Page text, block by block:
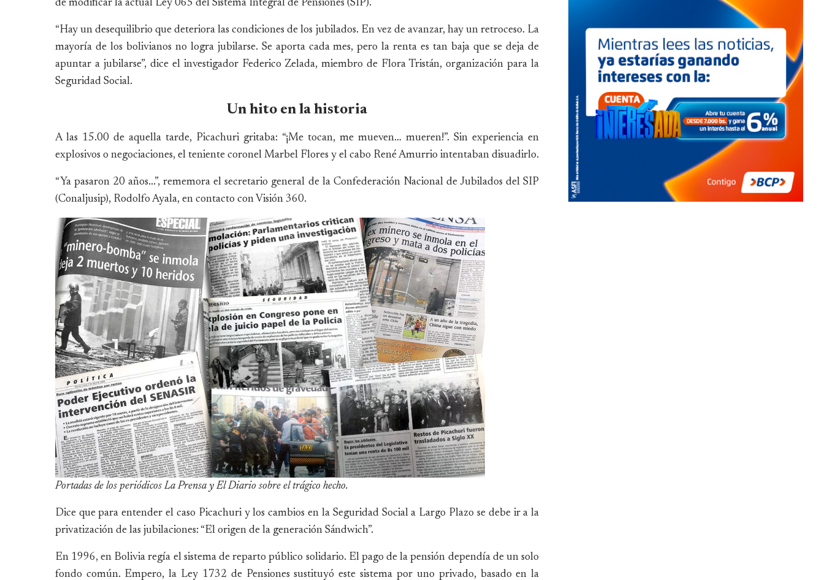
de modificar la actual Ley 065 del Sistema Integral de Pensiones (SIP).
“Hay un desequilibrio que deteriora las condiciones de los jubilados. En vez de avanzar, hay un retroceso. La
mayoría de los bolivianos no logra jubilarse. Se aporta cada mes, pero la renta es tan baja que se deja de
apuntar a jubilarse”, dice el investigador Federico Zelada, miembro de Flora Tristán, organización para la
Seguridad Social.
Un hito en la historia
A las 15.00 de aquella tarde, Picachuri gritaba: “¡Me tocan, me mueven… mueren!”. Sin experiencia en
explosivos o negociaciones, el teniente coronel Marbel Flores y el cabo René Amurrio intentaban disuadirlo.
“Ya pasaron 20 años...”, rememora el secretario general de la Confederación Nacional de Jubilados del SIP
(Conaljusip), Rodolfo Ayala, en contacto con Visión 360.
Portadas de los periódicos La Prensa y El Diario sobre el trágico hecho.
Dice que para entender el caso Picachuri y los cambios en la Seguridad Social a Largo Plazo se debe ir a la
privatización de las jubilaciones: “El origen de la generación Sándwich”.
En 1996, en Bolivia regía el sistema de reparto público solidario. El pago de la pensión dependía de un solo
fondo común. Empero, la Ley 1732 de Pensiones sustituyó este sistema por uno privado, basado en la